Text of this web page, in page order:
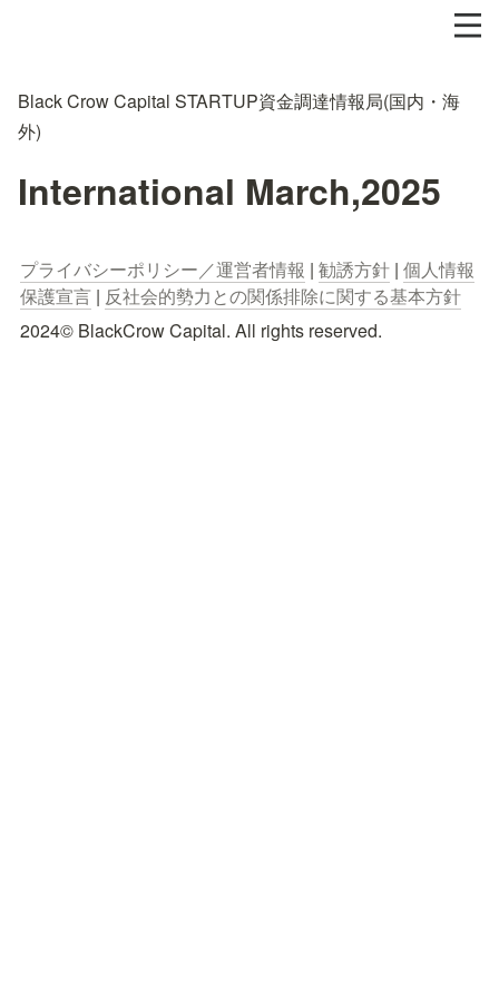
Black Crow Capital STARTUP資金調達情報局(国内・海
外)
International March,2025
プライバシーポリシー／運営者情報 | 勧誘方針 | 個人情報
保護宣言 | 反社会的勢力との関係排除に関する基本方針
2024© BlackCrow Capital. All rights reserved.